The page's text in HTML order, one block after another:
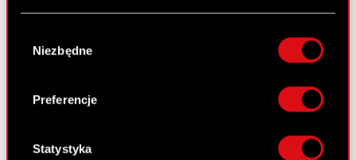
lokalizacji geograficznej z dokładnością nawet
Identyfikować Twoje urządzenie, aktywnie
analizując charakteryzującego je zbiory
palca)
zgody
Niezbędne
Preferencje
Statystyka
PROJEKT S.A. przekazuje w załączeniu projekty
uchwał Nadzwyczajnego Walnego Zgromadzenia
Akcjonariuszy CD…
PDF
Walnego Zgromadzenia Akcjonariuszy